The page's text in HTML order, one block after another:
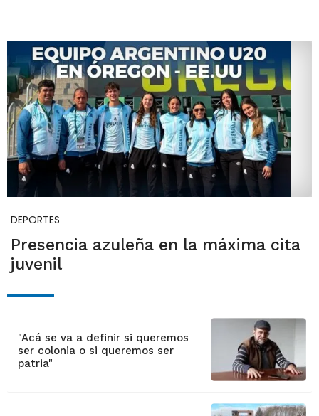
DEPORTES
Presencia azuleña en la máxima cita
juvenil
"Acá se va a definir si queremos
ser colonia o si queremos ser
patria"